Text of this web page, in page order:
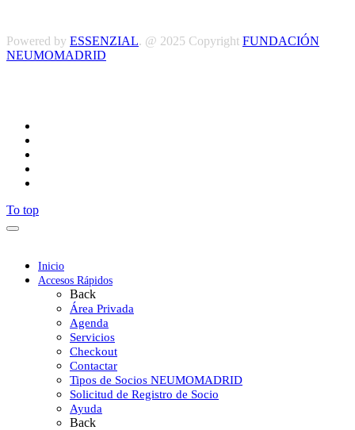
Powered by ESSENZIAL. @ 2025 Copyright FUNDACIÓN
NEUMOMADRID
To top
Inicio
Accesos Rápidos
Back
Área Privada
Agenda
Servicios
Checkout
Contactar
Tipos de Socios NEUMOMADRID
Solicitud de Registro de Socio
Ayuda
Back